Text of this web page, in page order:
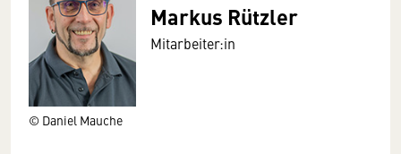
© Daniel Mauche
Markus Rützler
Mitarbeiter:in